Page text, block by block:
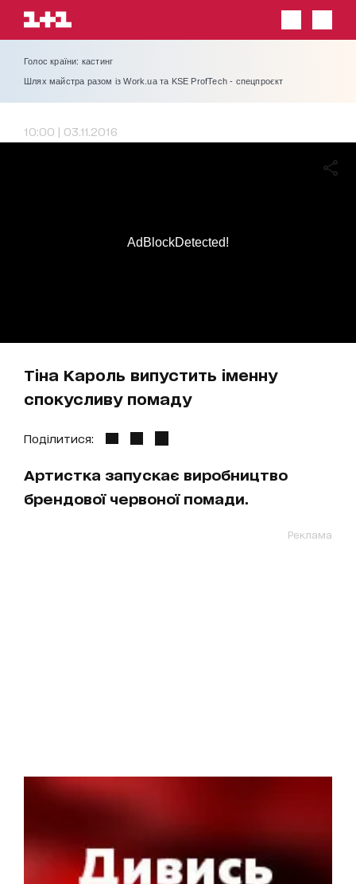
Голос країни: кастинг
Шлях майстра разом із Work.ua та KSE ProfTech - спецпроєкт
10:00 | 03.11.2016
Тіна Кароль випустить іменну
спокусливу помаду
AdBlockDetected!
Поділитися:
Артистка запускає виробництво
брендової червоної помади.
Реклама